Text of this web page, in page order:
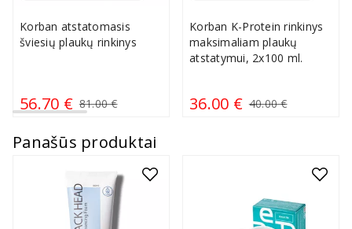
Korban atstatomasis
šviesių plaukų rinkinys
56.70 € 81.00 €
Korban K-Protein rinkinys
maksimaliam plaukų
atstatymui, 2x100 ml.
36.00 € 40.00 €
Panašūs produktai